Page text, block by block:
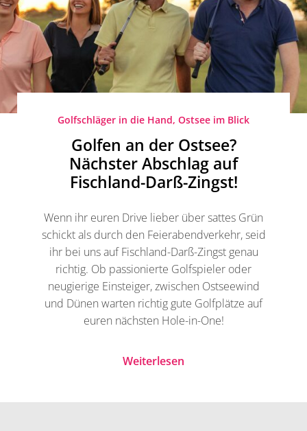
Golfschläger in die Hand, Ostsee im Blick
Golfen an der Ostsee?
Nächster Abschlag auf
Fischland-Darß-Zingst!
Wenn ihr euren Drive lieber über sattes Grün
schickt als durch den Feierabendverkehr, seid
ihr bei uns auf Fischland-Darß-Zingst genau
richtig. Ob passionierte Golfspieler oder
neugierige Einsteiger, zwischen Ostseewind
und Dünen warten richtig gute Golfplätze auf
euren nächsten Hole-in-One!
Weiterlesen